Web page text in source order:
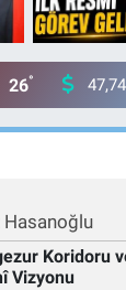
26°
Hasanoğlu
Koridoru
Vizyonu